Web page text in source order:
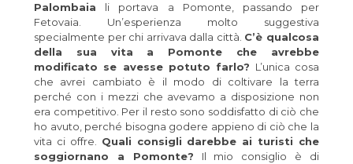
Palombaia li portava a Pomonte, passando per
Fetovaia. Un’esperienza molto suggestiva
specialmente per chi arrivava dalla città. C’è qualcosa
della sua vita a Pomonte che avrebbe
modificato se avesse potuto farlo? L’unica cosa
che avrei cambiato è il modo di coltivare la terra
perché con i mezzi che avevamo a disposizione non
era competitivo. Per il resto sono soddisfatto di ciò che
ho avuto, perché bisogna godere appieno di ciò che la
vita ci offre. Quali consigli darebbe ai turisti che
soggiornano a Pomonte? Il mio consiglio è di